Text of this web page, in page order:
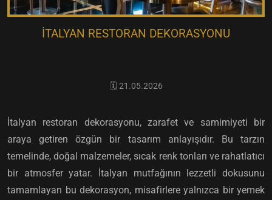
İTALYAN RESTORAN DEKORASYONU
🗓️ 21.05.2026
İtalyan restoran dekorasyonu, zarafet ve samimiyeti bir
araya getiren özgün bir tasarım anlayışıdır. Bu tarzın
temelinde, doğal malzemeler, sıcak renk tonları ve rahatlatıcı
bir atmosfer yatar. İtalyan mutfağının lezzetli dokusunu
tamamlayan bu dekorasyon, misafirlere yalnızca bir yemek